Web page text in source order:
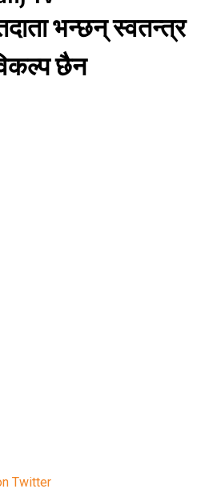
भन्छन् स्वतन्त्र
छैन
Twitter